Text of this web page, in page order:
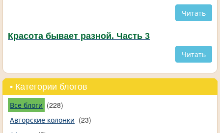
Читать
Красота бывает разной. Часть 3
Читать
• Категории блогов
Все блоги (228)
Авторские колонки (23)